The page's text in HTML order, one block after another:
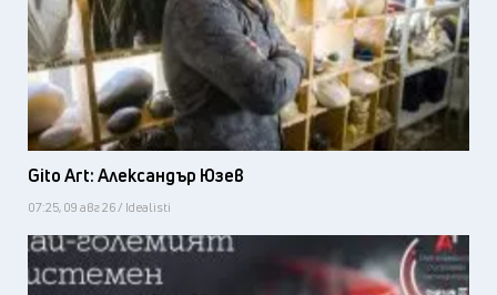
Gito Art: Александър Юзев
07:25, 09 авг 26 / Idealisti